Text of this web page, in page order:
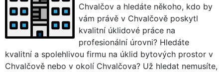
Chvalčov a hledáte někoho, kdo by
vám právě v Chvalčově poskytl
kvalitní úklidové práce na
profesionální úrovni? Hledáte
kvalitní a spolehlivou firmu na úklid bytových prostor v
Chvalčově nebo v okolí Chvalčova? Už hledat nemusíte,